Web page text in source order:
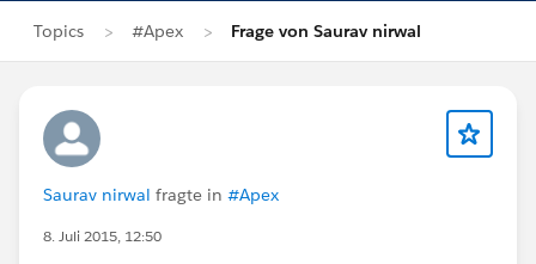
Topics #Apex Frage von Saurav nirwal
Saurav nirwal fragte in #Apex
8. Juli 2015, 12:50